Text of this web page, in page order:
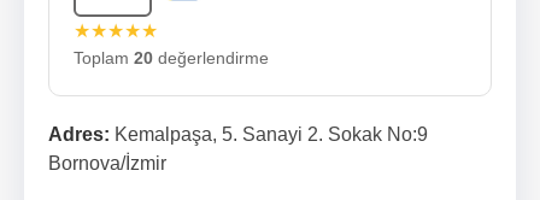
★★★★★
Toplam 20 değerlendirme
Adres: Kemalpaşa, 5. Sanayi 2. Sokak No:9
Bornova/İzmir